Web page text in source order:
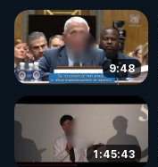
9:48
1:45:43